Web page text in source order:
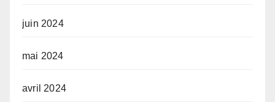
juin 2024
mai 2024
avril 2024